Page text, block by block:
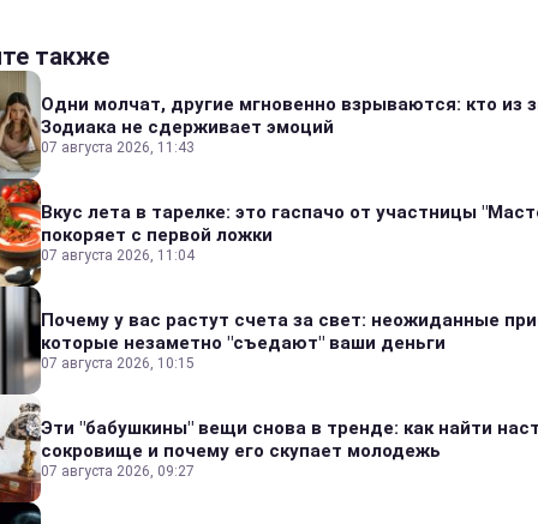
также
Одни молчат, другие мгновенно взрываются: кто из
Зодиака не сдерживает эмоций
07 августа 2026, 11:43
Вкус лета в тарелке: это гаспачо от участницы
покоряет с первой ложки
07 августа 2026, 11:04
Почему у вас растут счета за свет: неожиданные
которые незаметно "съедают" ваши деньги
07 августа 2026, 10:15
Эти "бабушкины" вещи снова в тренде: как найти
сокровище и почему его скупает молодежь
07 августа 2026, 09:27